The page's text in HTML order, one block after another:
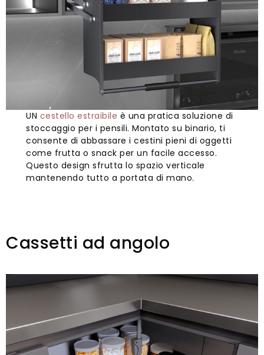
UN cestello estraibile è una pratica soluzione di
stoccaggio per i pensili. Montato su binario, ti
consente di abbassare i cestini pieni di oggetti
come frutta o snack per un facile accesso.
Questo design sfrutta lo spazio verticale
mantenendo tutto a portata di mano.
Cassetti ad angolo